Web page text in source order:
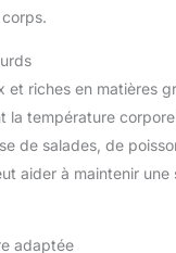
et riches en matières
la température
de salades, de
aider à maintenir une
adaptée